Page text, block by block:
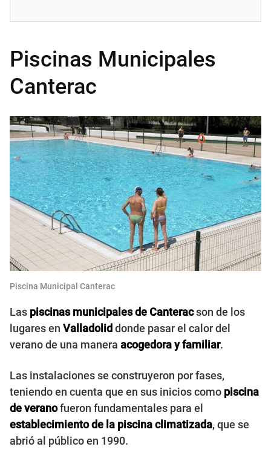
Piscinas Municipales
Canterac
Piscina Municipal Canterac
Las piscinas municipales de Canteracson de los
lugares en Valladoliddonde pasar el calor del
verano de una manera acogedora y familiar.
Las instalaciones se construyeron por fases,
teniendo en cuenta que en sus inicios como piscina
de veranofueron fundamentales para el
establecimiento de la piscina climatizada, que se
abrió al público en 1990.